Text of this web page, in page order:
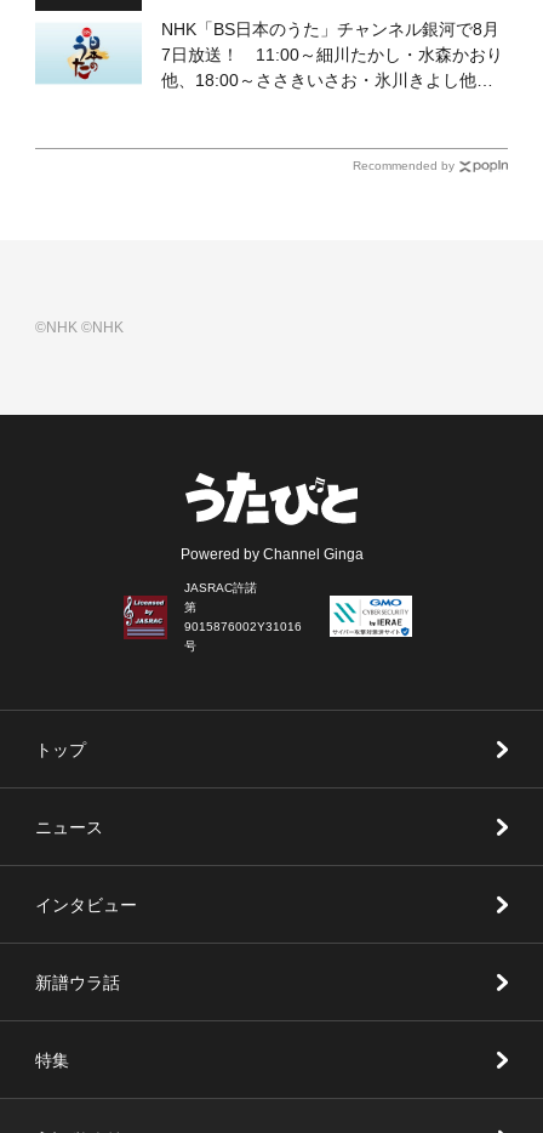
NHK「BS日本のうた」チャンネル銀河で8月
7日放送！ 11:00～細川たかし・水森かおり
他、18:00～ささきいさお・氷川きよし他登
Recommended by
©NHK©NHK
Powered by Channel Ginga
JASRAC許諾
第
9015876002Y31016
号
トップ
ニュース
インタビュー
新譜ウラ話
特集